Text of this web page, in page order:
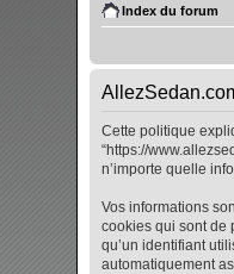
Index du forum
Cette politique
“https://
n’importe quelle
Vos informations
cookies qui sont de
qu’un identifiant
automatiquement